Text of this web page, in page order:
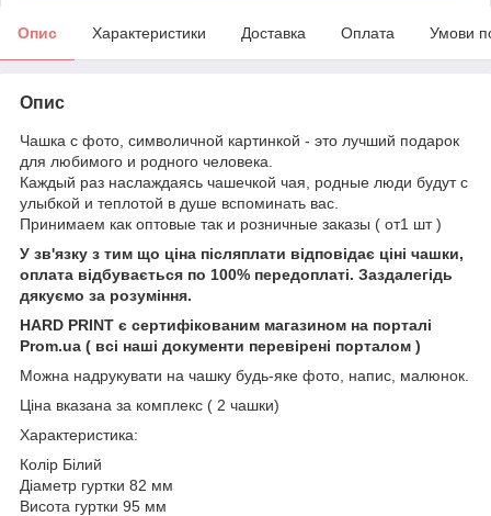
Опис Характеристики Доставка Оплата Умови
Опис
Чашка с фото, символичной картинкой - это лучший подарок
для любимого и родного человека.
Каждый раз наслаждаясь чашечкой чая, родные люди будут с
улыбкой и теплотой в душе вспоминать вас.
Принимаем как оптовые так и розничные заказы ( от1 шт )
У зв'язку з тим що ціна післяплати відповідає ціні чашки,
оплата відбувається по 100% передоплаті. Заздалегідь
дякуємо за розуміння.
HARD PRINT є сертифікованим магазином на порталі
Prom.ua ( всі наші документи перевірені порталом )
Можна надрукувати на чашку будь-яке фото, напис, малюнок.
Ціна вказана за комплекс ( 2 чашки)
Характеристика:
Колір Білий
Діаметр гуртки 82 мм
Висота гуртки 95 мм